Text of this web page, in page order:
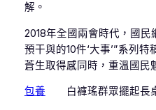
解。
2018年全國兩會時代，國
預干與的10件‘大事’”系列
蒼生取得感同時，重溫國民
包養 白褲瑤群眾擺起長